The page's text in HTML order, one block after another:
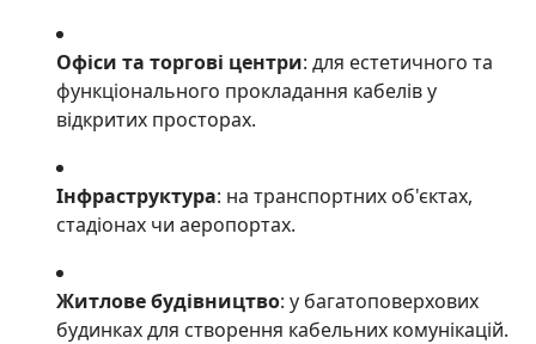
Офіси та торгові центри: для естетичного та
функціонального прокладання кабелів у
відкритих просторах.
Інфраструктура: на транспортних об'єктах,
стадіонах чи аеропортах.
Житлове будівництво: у багатоповерхових
будинках для створення кабельних комунікацій.